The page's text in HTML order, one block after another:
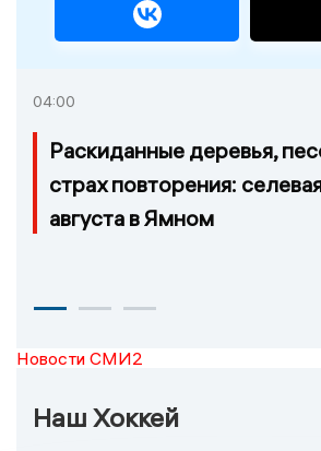
04:00
Раскиданные деревья,
страх повторения:
августа в Ямном
Новости СМИ2
Наш Хоккей